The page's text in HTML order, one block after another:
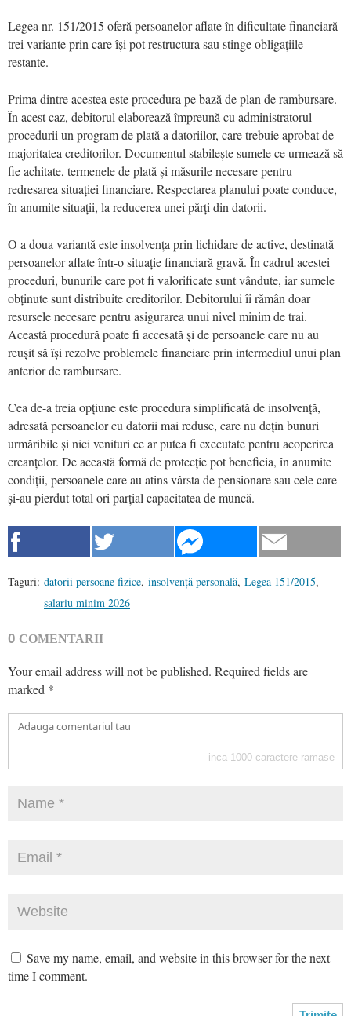
Legea nr. 151/2015 oferă persoanelor aflate în dificultate financiară
trei variante prin care își pot restructura sau stinge obligațiile
restante.
Prima dintre acestea este procedura pe bază de plan de rambursare.
În acest caz, debitorul elaborează împreună cu administratorul
procedurii un program de plată a datoriilor, care trebuie aprobat de
majoritatea creditorilor. Documentul stabilește sumele ce urmează să
fie achitate, termenele de plată și măsurile necesare pentru
redresarea situației financiare. Respectarea planului poate conduce,
în anumite situații, la reducerea unei părți din datorii.
O a doua variantă este insolvența prin lichidare de active, destinată
persoanelor aflate într-o situație financiară gravă. În cadrul acestei
proceduri, bunurile care pot fi valorificate sunt vândute, iar sumele
obținute sunt distribuite creditorilor. Debitorului îi rămân doar
resursele necesare pentru asigurarea unui nivel minim de trai.
Această procedură poate fi accesată și de persoanele care nu au
reușit să își rezolve problemele financiare prin intermediul unui plan
anterior de rambursare.
Cea de-a treia opțiune este procedura simplificată de insolvență,
adresată persoanelor cu datorii mai reduse, care nu dețin bunuri
urmăribile și nici venituri ce ar putea fi executate pentru acoperirea
creanțelor. De această formă de protecție pot beneficia, în anumite
condiții, persoanele care au atins vârsta de pensionare sau cele care
și-au pierdut total ori parțial capacitatea de muncă.
Taguri: datorii persoane fizice, insolvență personală, Legea 151/2015,
salariu minim 2026
0 COMENTARII
Your email address will not be published. Required fields are
marked *
inca 1000 caractere ramase
Save my name, email, and website in this browser for the next
time I comment.